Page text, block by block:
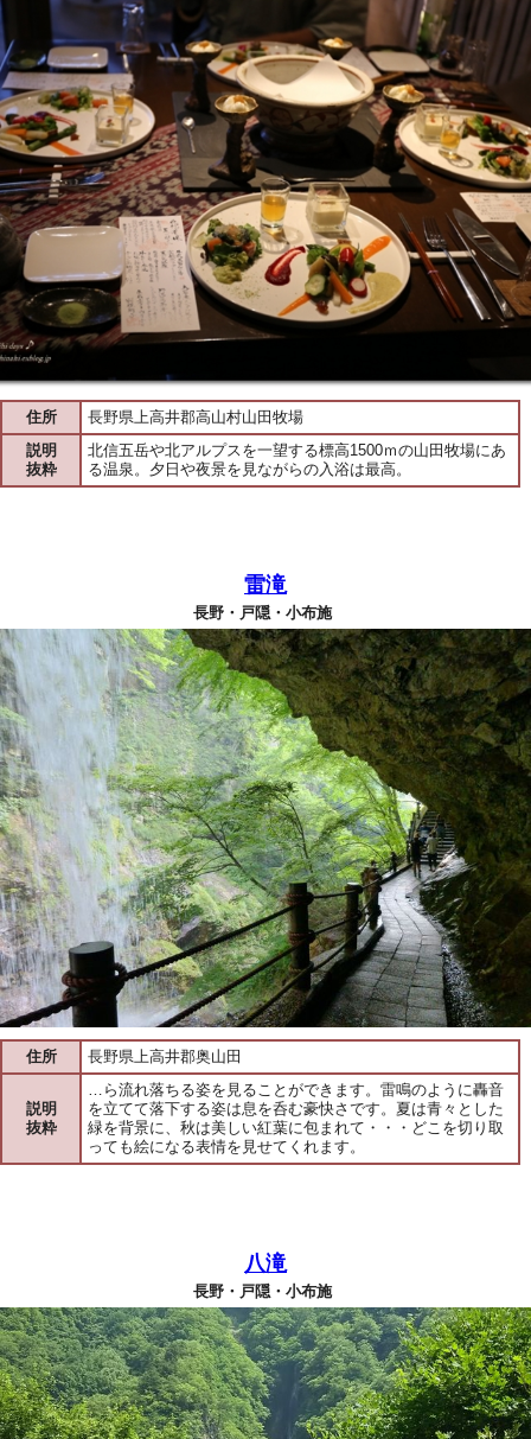
住所
長野県上高井郡高山村山田牧場
説明
抜粋
北信五岳や北アルプスを一望する標高1500ｍの山田牧場にあ
る温泉。夕日や夜景を見ながらの入浴は最高。
雷滝
長野・戸隠・小布施
住所 長野県上高井郡奥山田
説明
抜粋
…ら流れ落ちる姿を見ることができます。雷鳴のように轟音
を立てて落下する姿は息を呑む豪快さです。夏は青々とした
緑を背景に、秋は美しい紅葉に包まれて・・・どこを切り取
っても絵になる表情を見せてくれます。
八滝
長野・戸隠・小布施